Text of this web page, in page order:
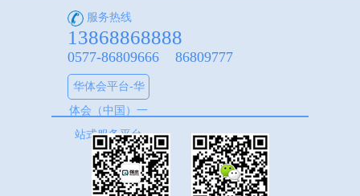
服务热线
13868868888
0577-86809666 86809777
华体会平台-华
体会（中国）一
站式服务平台